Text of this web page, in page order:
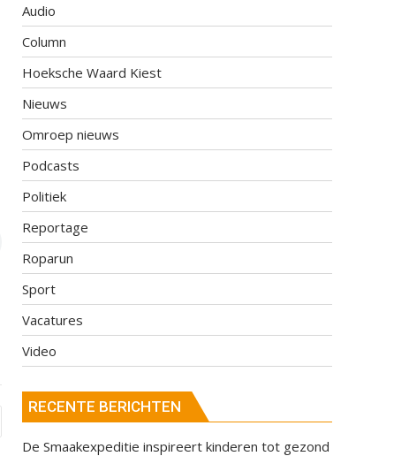
Audio
Column
Hoeksche Waard Kiest
Nieuws
Omroep nieuws
Podcasts
Politiek
Reportage
Roparun
Sport
Vacatures
Video
RECENTE BERICHTEN
De Smaakexpeditie inspireert kinderen tot gezond